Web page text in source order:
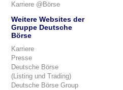
Karriere @Börse
Weitere Websites der
Gruppe Deutsche
Börse
Karriere
Presse
Deutsche Börse
(Listing und Trading)
Deutsche Börse Group